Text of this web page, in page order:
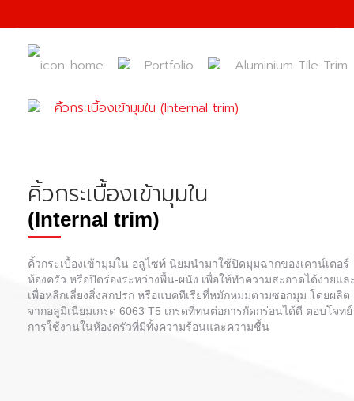
Portfolio Aluminium Tile Trim
คิ้วกระเบื้องเข้ามุมใน (Internal trim)
คิ้วกระเบื้องเข้ามุมใน
(Internal trim)
คิ้วกระเบื้องเข้ามุมใน อลูไซท์ นิยมนำมาใช้ปิดมุมฉากของเคาน์เตอร์
ห้องครัว หรือปิดร่องระหว่างพื้น-ผนัง เพื่อให้ทำความสะอาดได้ง่ายแล
เพื่อหลีกเลี่ยงสิ่งสกปรก หรือแบคทีเรียที่หมักหมมตามซอกมุม โดยผลิต
จากอลูมิเนียมเกรด 6063 T5 เกรดที่ทนต่อการกัดกร่อนได้ดี ตอบโจทย์
การใช้งานในห้องครัวที่มีทั้งความร้อนและความชื้น